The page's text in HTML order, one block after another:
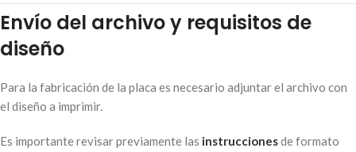
Envío del archivo y requisitos de
diseño
Para la fabricación de la placa es necesario adjuntar el archivo con
el diseño a imprimir.
Es importante revisar previamente las instruccionesde formato